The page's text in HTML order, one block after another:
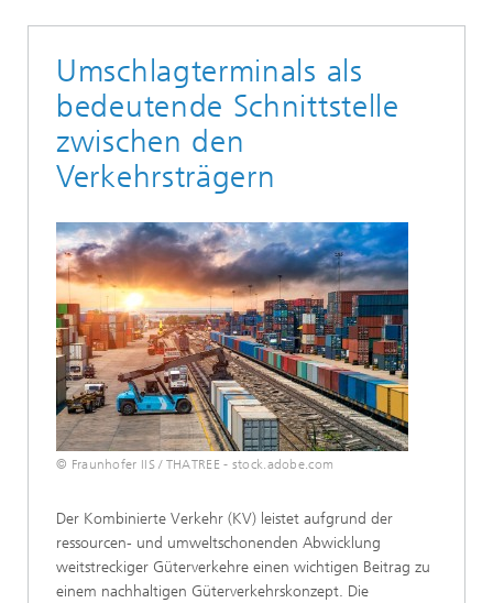
Umschlagterminals als
bedeutende Schnittstelle
zwischen den
Verkehrsträgern
© Fraunhofer IIS / THATREE - stock.adobe.com
Der Kombinierte Verkehr (KV) leistet aufgrund der
ressourcen- und umweltschonenden Abwicklung
weitstreckiger Güterverkehre einen wichtigen Beitrag zu
einem nachhaltigen Güterverkehrskonzept. Die